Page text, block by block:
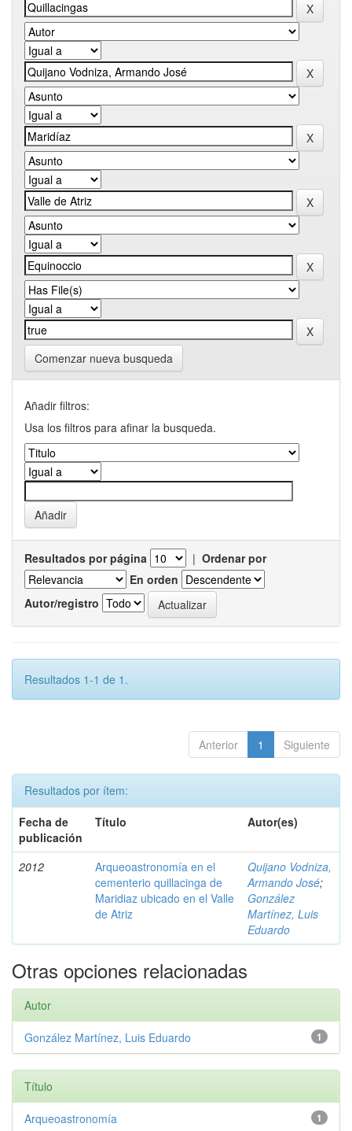
Comenzar nueva busqueda
Añadir filtros:
Usa los filtros para afinar la busqueda.
Resultados por página | Ordenar por
En orden
Autor/registro
Resultados 1-1 de 1.
Anterior 1 Siguiente
Resultados por ítem:
Fecha de
publicación
Título Autor(es)
2012
Arqueoastronomía en el
cementerio quillacinga de
Maridiaz ubicado en el Valle
de Atriz
Quijano Vodniza,
Armando José;
González
Martínez, Luis
Eduardo
Otras opciones relacionadas
Autor
1
González Martínez, Luis Eduardo
Título
1
Arqueoastronomía